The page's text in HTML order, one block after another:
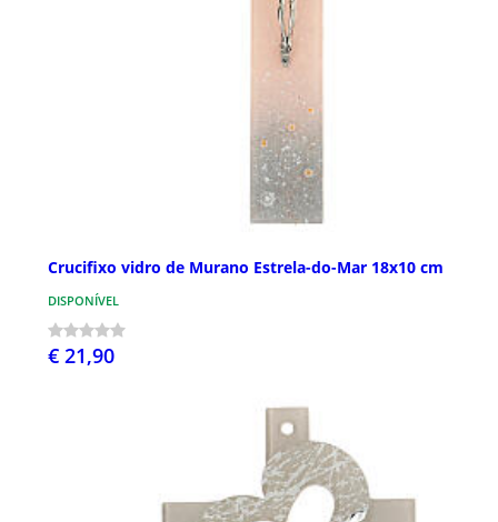
Crucifixo vidro de Murano Estrela-do-Mar 18x10 cm
DISPONÍVEL
€ 21,90